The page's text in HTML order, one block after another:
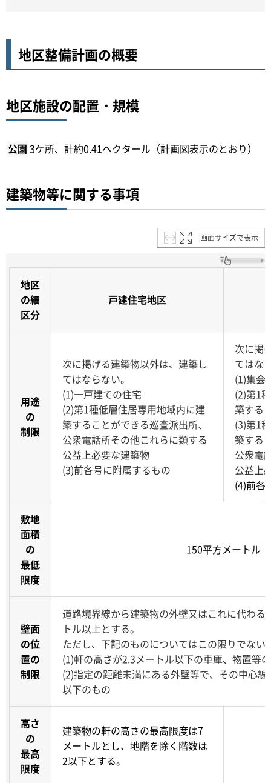
地区整備計画の概要
地区施設の配置・規模
公園 3ケ所、計約0.41ヘクタール（計画図表示のとおり）
建築物等に関する事項
画面サイズで表示
地区
の細
区分
戸建住宅地区
用途
の
制限
次に掲げる建築物以外は、建築し
てはならない。
(1)一戸建ての住宅
(2)第1種低層住居専用地域内に建
築することができる巡査派出所、
公衆電話所その他これらに類する
公益上必要な建築物
(3)前各号に附属するもの
次に掲
てはな
(1)集会
(2)第1
築する
(3)第1
築する
公衆電
公益上
(4)前各
敷地
面積
の
最低
限度
150平方メートル
壁面
の位
置の
制限
道路境界線から建築物の外壁又はこれに代わる
トル以上とする。
ただし、下記のものについてはこの限りでない
(1)軒の高さが2.3メートル以下の車庫、物置等
(2)指定の距離未満にある外壁等で、その中心
以下のもの
高さ
の
最高
限度
建築物の軒の高さの最高限度は7
メートルとし、地階を除く階数は
2以下とする。